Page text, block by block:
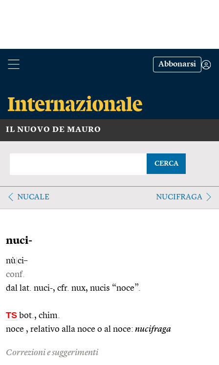
Abbonarsi
IL NUOVO DE MAURO
CERCA
NUCALE NUCIFRAGA
nuci-
nù ci–
conf.
dal lat. nuci-, cfr. nux, nucis “noce”.
TS bot., chim.
noce , relativo alla noce o al noce: nucifraga
Correzioni e suggerimenti